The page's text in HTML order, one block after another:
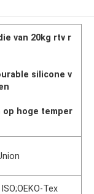
van 20kg rtv r
silicone v
op hoge temper
Tex